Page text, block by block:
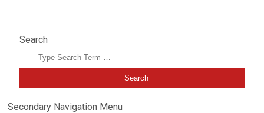
Search
Secondary Navigation Menu